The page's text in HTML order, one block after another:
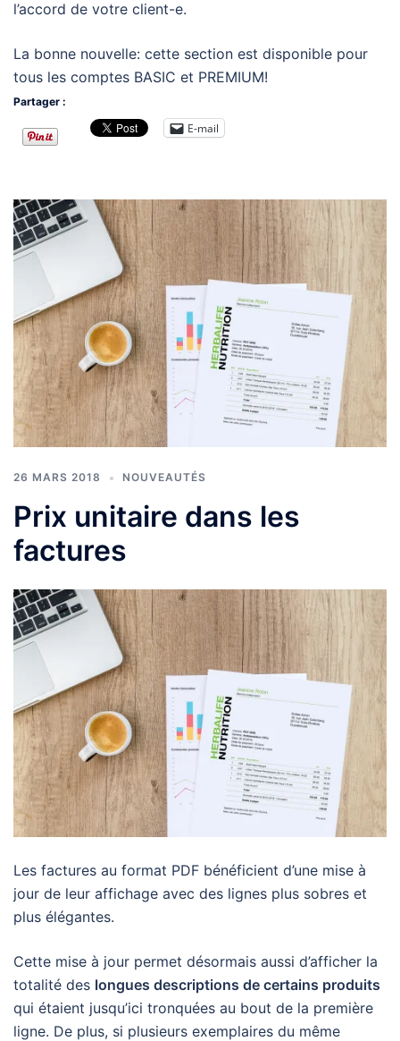
l’accord de votre client-e.
La bonne nouvelle: cette section est disponible pour
tous les comptes BASIC et PREMIUM!
Partager :
E-mail
26 MARS 2018 NOUVEAUTÉS
Prix unitaire dans les
factures
Les factures au format PDF bénéficient d’une mise à
jour de leur affichage avec des lignes plus sobres et
plus élégantes.
Cette mise à jour permet désormais aussi d’afficher la
totalité des longues descriptions de certains produits
qui étaient jusqu’ici tronquées au bout de la première
ligne. De plus, si plusieurs exemplaires du même